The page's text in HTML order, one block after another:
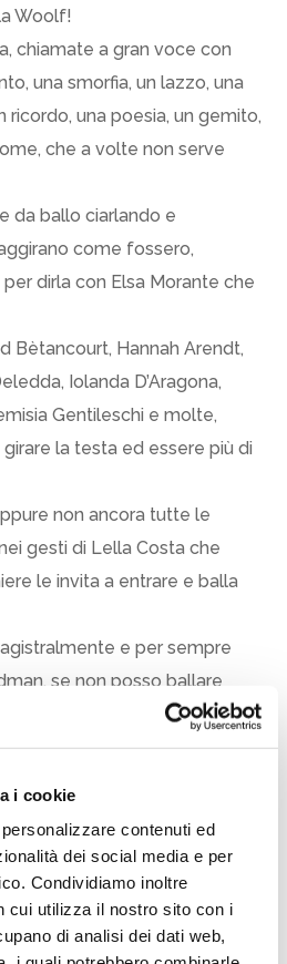
i cookie
contenuti ed
dei social media e per
Condividiamo inoltre
cui utilizza il nostro sito con i
di analisi dei dati web,
Woolf!
chiamate a gran voce con
una smorfia, un lazzo, una
ricordo, una poesia, un gemito,
che a volte non serve
da ballo ciarlando e
come fossero,
dirla con Elsa Morante che
Bètancourt, Hannah Arendt,
Iolanda D’Aragona,
Gentileschi e molte,
la testa ed essere più di
non ancora tutte le
gesti di Lella Costa che
le invita a entrare e balla
e per sempre
se non posso ballare
si trovano a convergere
perseguitate, a volte
lottato per raggiungere
inarrivabili, se non
valorose che seppure